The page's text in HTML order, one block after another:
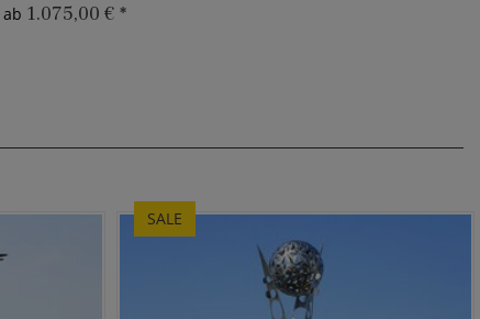
ab 1.075,00 € *
SALE